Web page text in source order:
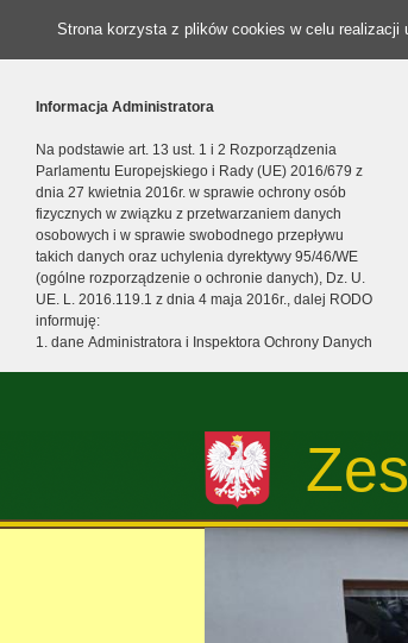
Strona korzysta z plików cookies w celu realizacji
Informacja Administratora
Na podstawie art. 13 ust. 1 i 2 Rozporządzenia
Parlamentu Europejskiego i Rady (UE) 2016/679 z
dnia 27 kwietnia 2016r. w sprawie ochrony osób
fizycznych w związku z przetwarzaniem danych
osobowych i w sprawie swobodnego przepływu
takich danych oraz uchylenia dyrektywy 95/46/WE
(ogólne rozporządzenie o ochronie danych), Dz. U.
UE. L. 2016.119.1 z dnia 4 maja 2016r., dalej RODO
informuję:
1. dane Administratora i Inspektora Ochrony Danych